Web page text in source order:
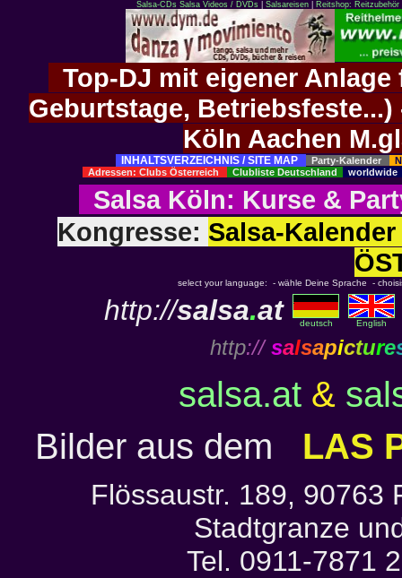
Salsa-CDs Salsa Videos / DVDs| Salsareisen| Reitshop:
Top-DJ mit eigener
Geburtstage,
Köln Aachen
INHALTSVERZEICHNIS / SITE MAP Party-Kalender
Adressen: Clubs Österreich
Clubliste Deutschland worldwide
Salsa Köln: Kurse &
Kongresse: Salsa-
select your language: - wähle Deine Sprache -
http://salsa.at deutsch English
http:// salsapicture
salsa.at&
Bilder aus dem LAS
Flössaustr. 189, 90763
Stadtgranze
Tel. 0911-7871